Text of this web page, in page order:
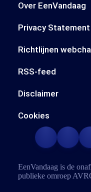
Over EenVandaag
Privacy Statement
Richtlijnen
RSS-feed
Disclaimer
Cookies
EenVandaag is de
publieke omroep